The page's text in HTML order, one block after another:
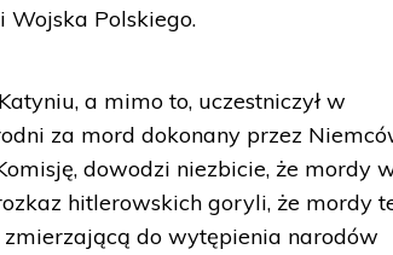
Polskiego.
a mimo to, uczestniczył w
za mord dokonany przez
dowodzi niezbicie, że mordy
hitlerowskich goryli, że mordy
do wytępienia narodów